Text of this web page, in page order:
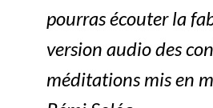
pourras écouter la
version audio des
méditations mis en